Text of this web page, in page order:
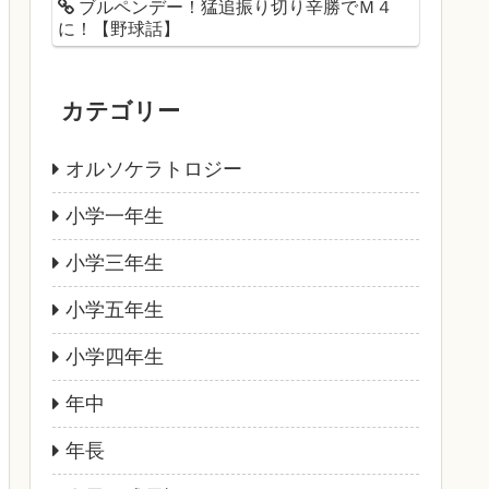
ブルペンデー！猛追振り切り辛勝でＭ４
に！【野球話】
カテゴリー
オルソケラトロジー
小学一年生
小学三年生
小学五年生
小学四年生
年中
年長